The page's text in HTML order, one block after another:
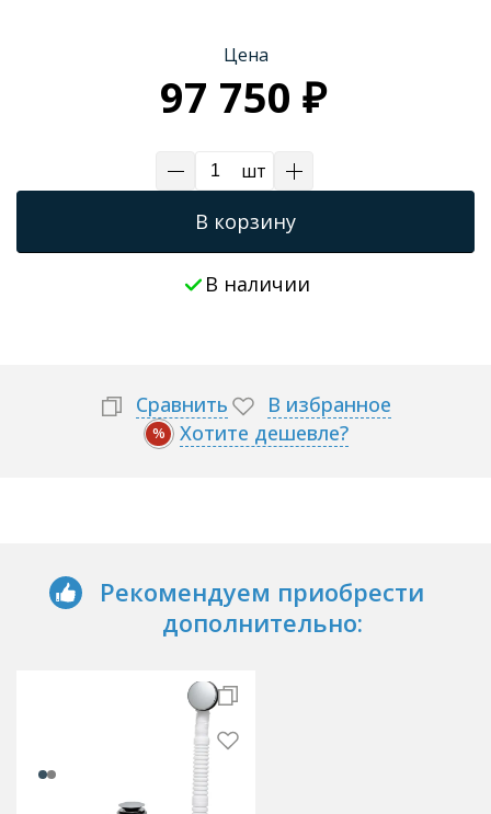
Цена
97 750 ₽
шт
В корзину
В наличии
Сравнить В избранное
% Хотите дешевле?
Рекомендуем приобрести
дополнительно: